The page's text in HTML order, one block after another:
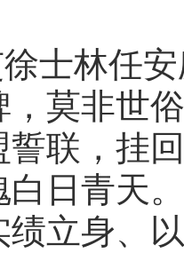
林任安
莫非世
誓联，挂
日青天
绩立身、